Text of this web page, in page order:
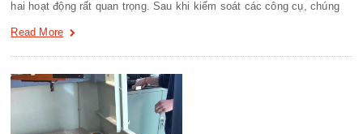
hai hoạt động rất quan trọng. Sau khi kiểm soát các công cụ, chúng
Read More